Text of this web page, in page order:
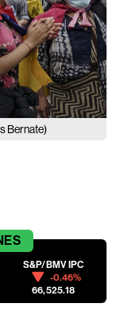
Bernate)
S&P/BMV IPC
-0.46%
66,525.18